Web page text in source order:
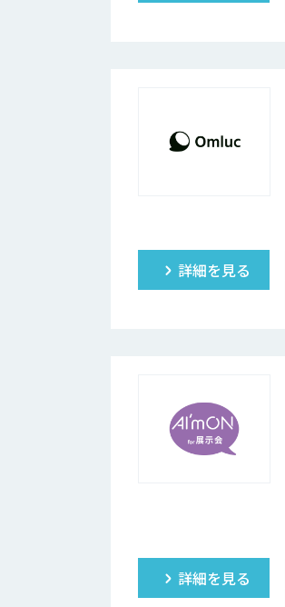
詳細を見る
詳細を見る